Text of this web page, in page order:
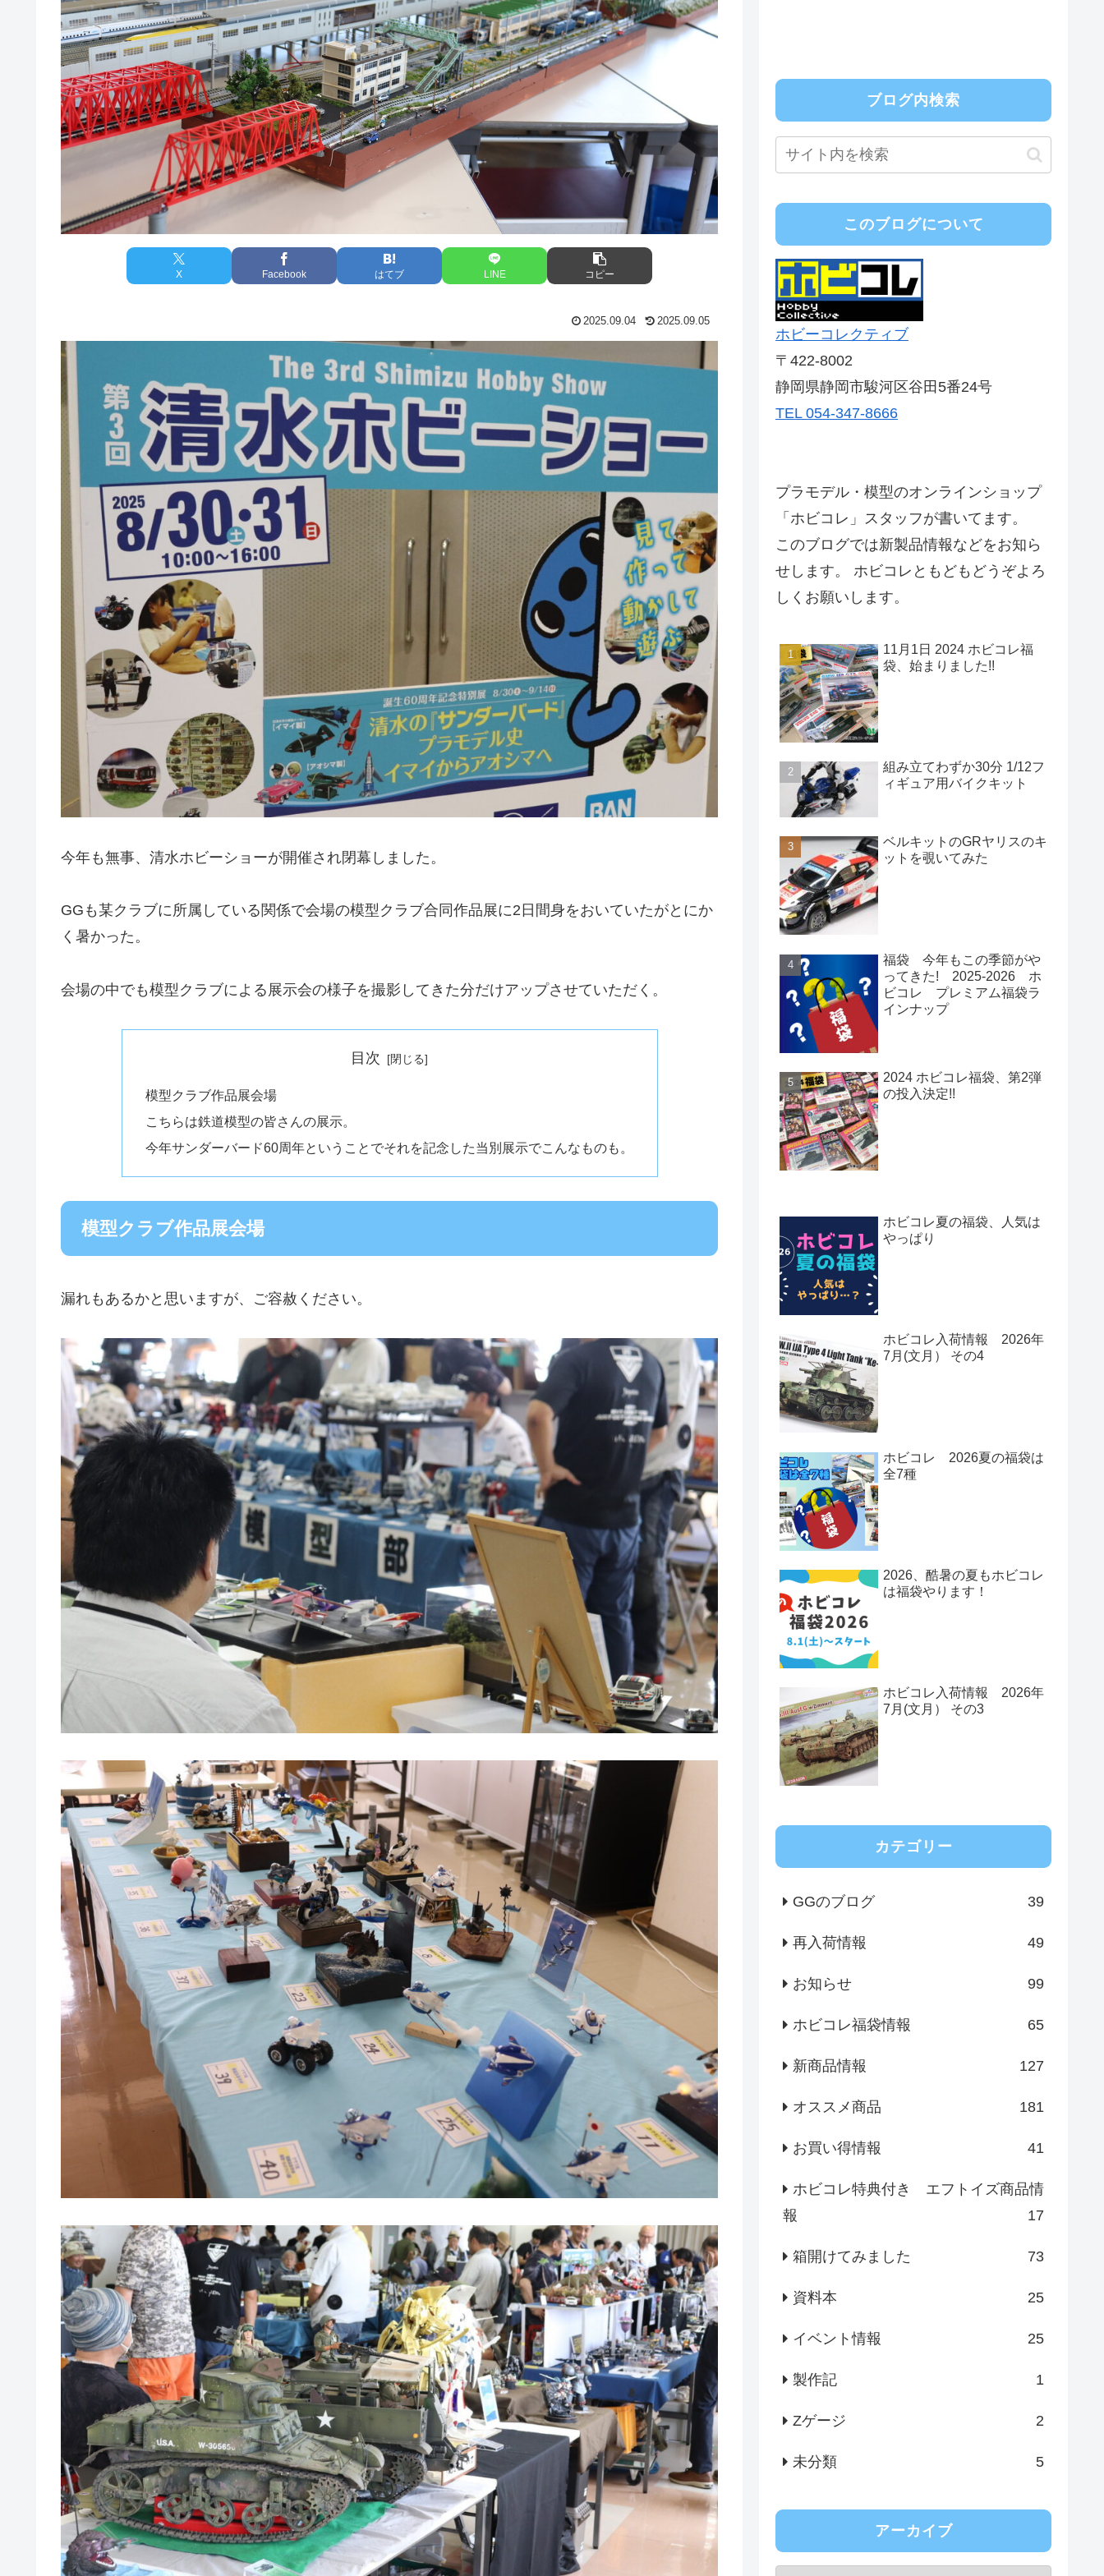
X Facebook はてブ LINE コピー
2025.09.04 2025.09.05
今年も無事、清水ホビーショーが開催され閉幕しました。
GGも某クラブに所属している関係で会場の模型クラブ合同作品展に2日間身をおいていたがとにか
く暑かった。
会場の中でも模型クラブによる展示会の様子を撮影してきた分だけアップさせていただく。
目次
模型クラブ作品展会場
こちらは鉄道模型の皆さんの展示。
今年サンダーバード60周年ということでそれを記念した当別展示でこんなものも。
模型クラブ作品展会場
漏れもあるかと思いますが、ご容赦ください。
ブログ内検索
このブログについて
ホビーコレクティブ
〒422-8002
静岡県静岡市駿河区谷田5番24号
TEL 054-347-8666
プラモデル・模型のオンラインショップ
「ホビコレ」スタッフが書いてます。
このブログでは新製品情報などをお知ら
せします。 ホビコレともどもどうぞよろ
しくお願いします。
11月1日 2024 ホビコレ福
袋、始まりました!!
組み立てわずか30分 1/12フ
ィギュア用バイクキット
ベルキットのGRヤリスのキ
ットを覗いてみた
福袋 今年もこの季節がや
ってきた! 2025-2026 ホ
ビコレ プレミアム福袋ラ
インナップ
2024 ホビコレ福袋、第2弾
の投入決定!!
ホビコレ夏の福袋、人気は
やっぱり
ホビコレ入荷情報 2026年
7月(文月） その4
ホビコレ 2026夏の福袋は
全7種
2026、酷暑の夏もホビコレ
は福袋やります！
ホビコレ入荷情報 2026年
7月(文月） その3
カテゴリー
GGのブログ 39
再入荷情報 49
お知らせ 99
ホビコレ福袋情報 65
新商品情報 127
オススメ商品 181
お買い得情報 41
ホビコレ特典付き エフトイズ商品情
報
17
箱開けてみました 73
資料本 25
イベント情報 25
製作記 1
Zゲージ 2
未分類 5
アーカイブ